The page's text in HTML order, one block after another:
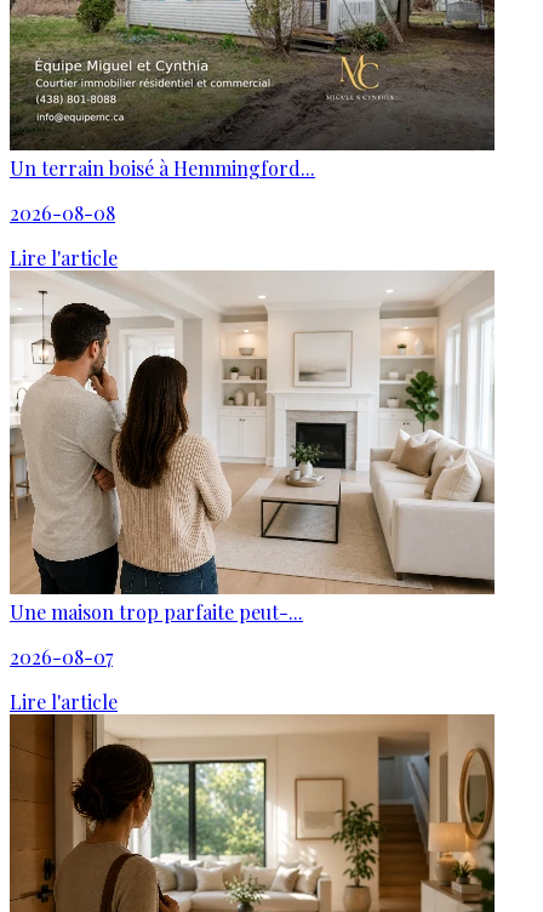
Un terrain boisé à Hemmingford...
2026-08-08
Lire l'article
Une maison trop parfaite peut-...
2026-08-07
Lire l'article